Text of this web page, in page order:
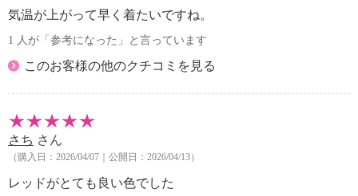
気温が上がって早く着たいですね。
1 人が「参考になった」と言っています
このお客様の他のクチコミを見る
さち さん
（購入日：2026/04/07｜公開日：2026/04/13）
レッドがとても良い色でした